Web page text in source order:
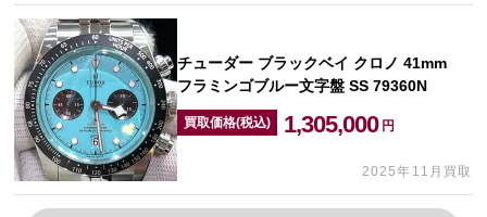
チューダー ブラックベイ クロノ 41mm
フラミンゴブルー文字盤 SS 79360N
買取価格(税込) 1,305,000 円
2025年11月買取